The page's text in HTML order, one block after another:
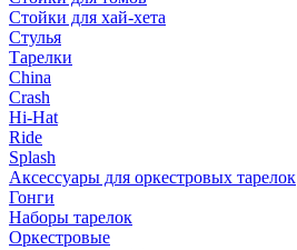
Стойки для хай-хета
Стулья
Тарелки
China
Crash
Hi-Hat
Ride
Splash
Аксессуары для оркестровых тарелок
Гонги
Наборы тарелок
Оркестровые